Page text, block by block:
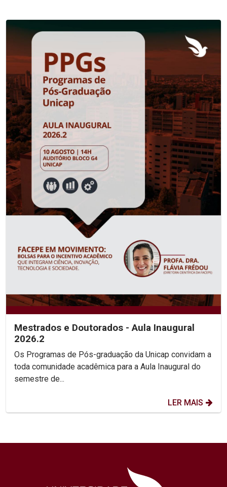
Mestrados e Doutorados - Aula Inaugural
2026.2
Os Programas de Pós-graduação da Unicap convidam a
toda comunidade acadêmica para a Aula Inaugural do
semestre de...
LER MAIS